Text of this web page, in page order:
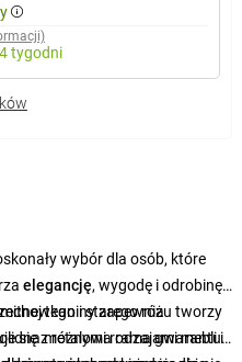
tygodni
wybór dla osób, które
elegancję, wygodę i odrobinę
i starego różu tworzy
się z różnymi rodzajami mebli i
tkaniny zapewnia
metalowa rama gwarantuje